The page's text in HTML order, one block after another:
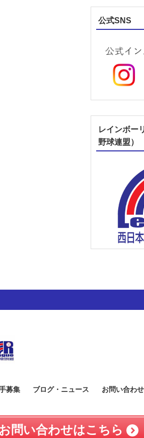
公式SNS
レインボー
野球連盟）
募集 ブログ・ニュース お問い合わせ
問い合わせはこちら